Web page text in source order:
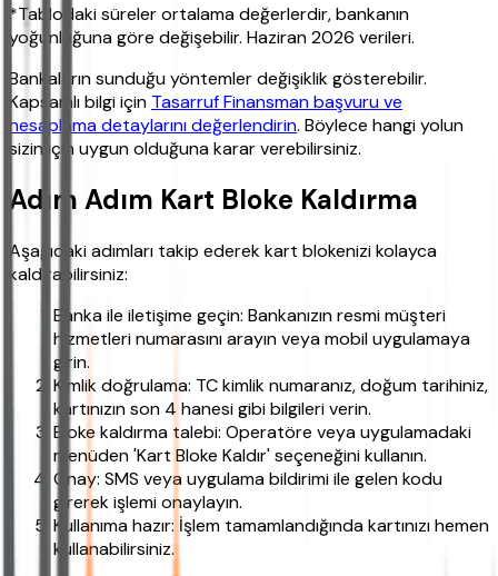
*Tablodaki süreler ortalama değerlerdir, bankanın
yoğunluğuna göre değişebilir. Haziran 2026 verileri.
Bankaların sunduğu yöntemler değişiklik gösterebilir.
Kapsamlı bilgi için Tasarruf Finansman başvuru ve
hesaplama detaylarını değerlendirin. Böylece hangi yolun
sizin için uygun olduğuna karar verebilirsiniz.
Adım Adım Kart Bloke Kaldırma
Aşağıdaki adımları takip ederek kart blokenizi kolayca
kaldırabilirsiniz:
Banka ile iletişime geçin: Bankanızın resmi müşteri
hizmetleri numarasını arayın veya mobil uygulamaya
girin.
Kimlik doğrulama: TC kimlik numaranız, doğum tarihiniz,
kartınızın son 4 hanesi gibi bilgileri verin.
Bloke kaldırma talebi: Operatöre veya uygulamadaki
menüden 'Kart Bloke Kaldır' seçeneğini kullanın.
Onay: SMS veya uygulama bildirimi ile gelen kodu
girerek işlemi onaylayın.
Kullanıma hazır: İşlem tamamlandığında kartınızı hemen
kullanabilirsiniz.